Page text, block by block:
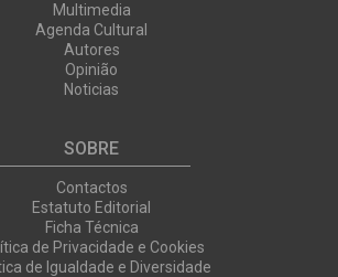
Multimedia
Agenda Cultural
Autores
Opinião
Noticias
SOBRE
Contactos
Estatuto Editorial
Ficha Técnica
de Privacidade e Cookies
de Igualdade e Diversidade